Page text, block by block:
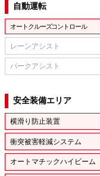
自動運転
オートクルーズコントロール
レーンアシスト
パークアシスト
安全装備エリア
横滑り防止装置
衝突被害軽減システム
オートマチックハイビーム